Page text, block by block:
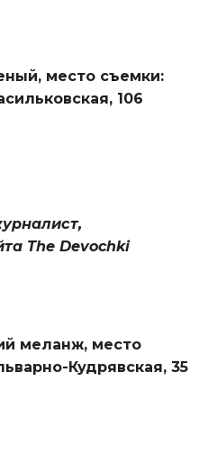
место съемки:
106
The Devochki
меланж, место
Кудрявская, 35